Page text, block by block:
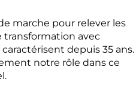
marche pour relever les
transformation avec
caractérisent depuis 35 ans.
notre rôle dans ce